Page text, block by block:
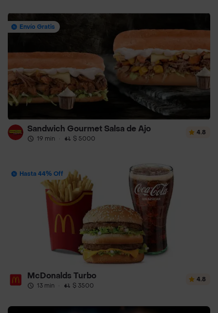
Envío Gratis
Sandwich Gourmet Salsa de Ajo
19 min · $ 5000
4.8
Hasta 44% Off
McDonalds Turbo
13 min · $ 3500
4.8